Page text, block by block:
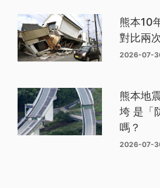
熊本10
對比兩
2026-07-
熊本地
垮 是「
嗎？
2026-07-